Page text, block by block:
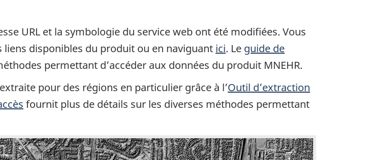
URL et la symbologie du service web ont été modifiées. Vous
liens disponibles du produit ou en naviguant ici. Le guide de
permettant d’accéder aux données du produit MNEHR.
pour des régions en particulier grâce à l’Outil d’extraction
fournit plus de détails sur les diverses méthodes permettant